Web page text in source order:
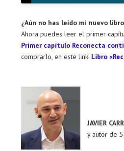
¿Aún no has leído mi nuevo
Ahora puedes leer el primer
Primer capítulo Reconecta
comprarlo, en este link: Libro
JAVIER
y autor de